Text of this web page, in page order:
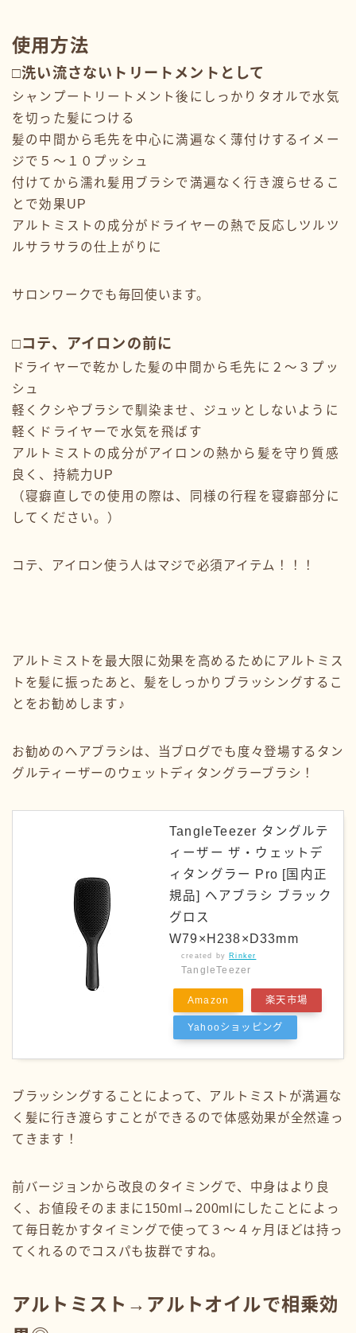
使用方法
□洗い流さないトリートメントとして
シャンプートリートメント後にしっかりタオルで水気
を切った髪につける
髪の中間から毛先を中心に満遍なく薄付けするイメー
ジで５〜１０プッシュ
付けてから濡れ髪用ブラシで満遍なく行き渡らせるこ
とで効果UP
アルトミストの成分がドライヤーの熱で反応しツルツ
ルサラサラの仕上がりに
サロンワークでも毎回使います。
□コテ、アイロンの前に
ドライヤーで乾かした髪の中間から毛先に２〜３プッ
シュ
軽くクシやブラシで馴染ませ、ジュッとしないように
軽くドライヤーで水気を飛ばす
アルトミストの成分がアイロンの熱から髪を守り質感
良く、持続力UP
（寝癖直しでの使用の際は、同様の行程を寝癖部分に
してください。）
コテ、アイロン使う人はマジで必須アイテム！！！
アルトミストを最大限に効果を高めるためにアルトミス
トを髪に振ったあと、髪をしっかりブラッシングするこ
とをお勧めします♪
お勧めのヘアブラシは、当ブログでも度々登場するタン
グルティーザーのウェットディタングラーブラシ！
TangleTeezer タングルテ
ィーザー ザ・ウェットデ
ィタングラー Pro [国内正
規品] ヘアブラシ ブラック
グロス
W79×H238×D33mm
created by Rinker
TangleTeezer
Amazon 楽天市場
Yahooショッピング
ブラッシングすることによって、アルトミストが満遍な
く髪に行き渡らすことができるので体感効果が全然違っ
てきます！
前バージョンから改良のタイミングで、中身はより良
く、お値段そのままに150ml→200mlにしたことによっ
て毎日乾かすタイミングで使って３〜４ヶ月ほどは持っ
てくれるのでコスパも抜群ですね。
アルトミスト→アルトオイルで相乗効